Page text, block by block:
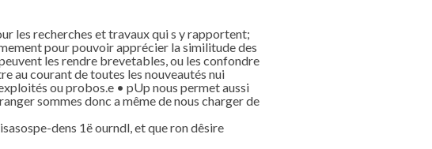
les recherches et travaux qui s y rapportent;
pour pouvoir apprécier la similitude des
les rendre brevetables, ou les confondre
au courant de toutes les nouveautés nui
ou probos.e • pUp nous permet aussi
sommes donc a même de nous charger de
dens 1ë ourndl, et que ron dêsire